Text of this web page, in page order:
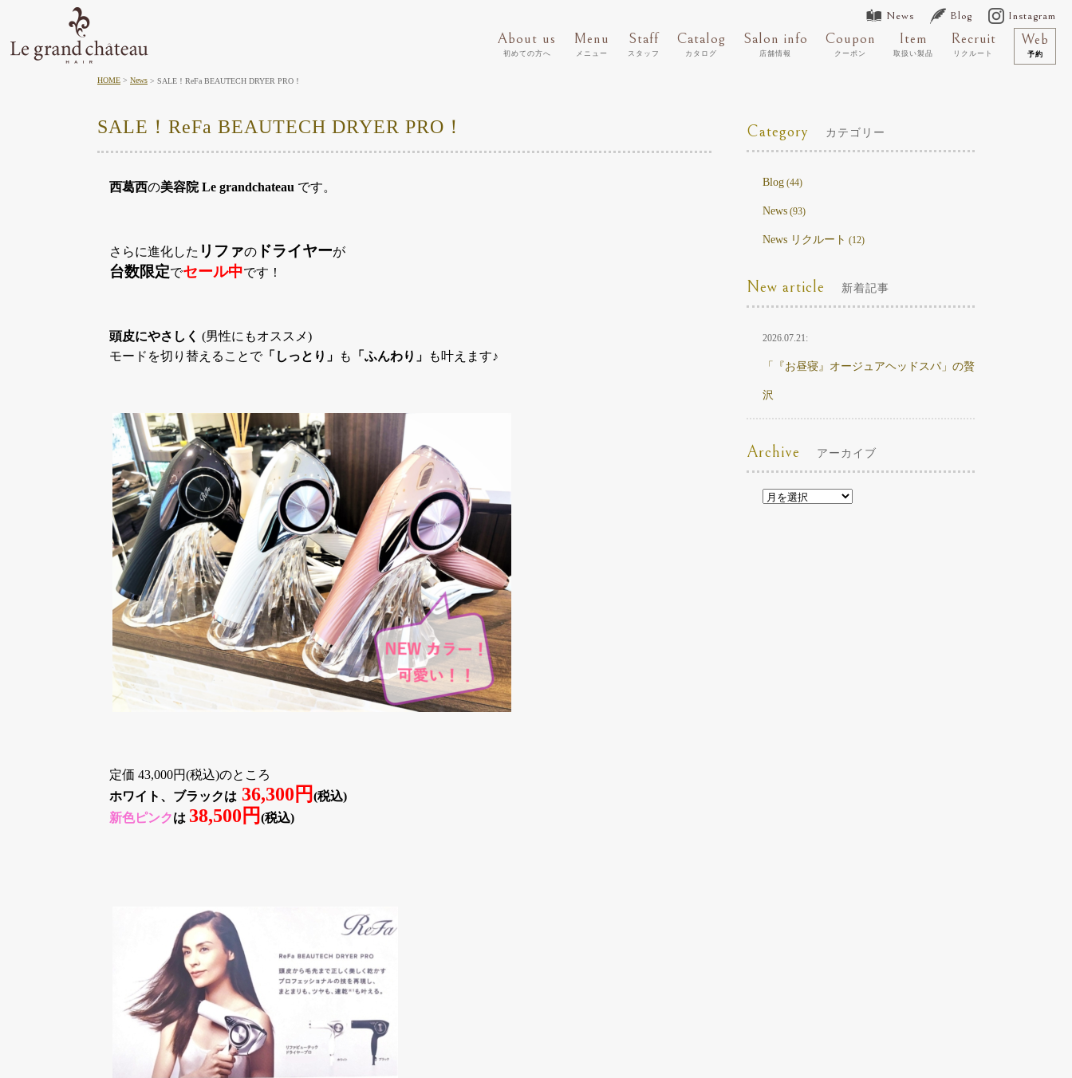
News Blog Instagram
About us
初めての方へ
Menu
メニュー
Staff
スタッフ
Catalog
カタログ
Salon info
店舗情報
Coupon
クーポン
Item
取扱い製品
Recruit
リクルート
Web
予約
HOME News SALE！ReFa BEAUTECH DRYER PRO！
SALE！ReFa BEAUTECH DRYER PRO！
西葛西の美容院 Le grandchateau です。
さらに進化した リファの ドライヤーが
台数限定でセール中です！
頭皮にやさしく(男性にもオススメ)
モードを切り替えることで「しっとり」 も 「ふんわり」 も叶えます♪
定価 43,000円(税込)のところ
ホワイト、ブラックは 36,300円(税込)
新色ピンクは 38,500円(税込)
Category カテゴリー
Blog (44)
News (93)
News リクルート (12)
New article 新着記事
2026.07.21:
「『お昼寝』オージュアヘッドスパ」の贅
沢
Archive アーカイブ